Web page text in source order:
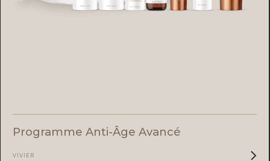
Programme Anti-Âge Avancé
VIVIER